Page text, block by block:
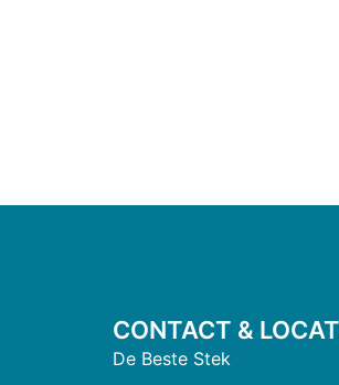
CONTACT &
De Beste Stek